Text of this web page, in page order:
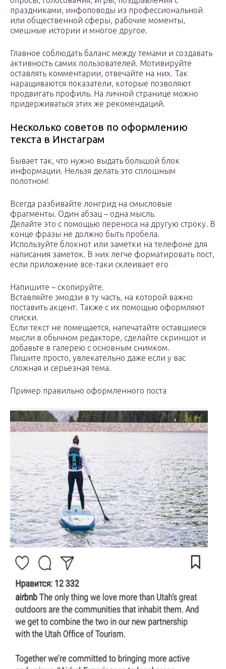
праздниками, инфоповоды из профессиональной
или общественной сферы, рабочие моменты,
смешные истории и многое другое.
Главное соблюдать баланс между темами и создавать
активность самих пользователей. Мотивируйте
оставлять комментарии, отвечайте на них. Так
наращиваются показатели, которые позволяют
продвигать профиль. На личной странице можно
придерживаться этих же рекомендаций.
Несколько советов по оформлению
текста в Инстаграм
Бывает так, что нужно выдать большой блок
информации. Нельзя делать это сплошным
полотном!
Всегда разбивайте лонгрид на смысловые
фрагменты. Один абзац – одна мысль.
Делайте это с помощью переноса на другую строку. В
конце фразы не должно быть пробела.
Используйте блокнот или заметки на телефоне для
написания заметок. В них легче форматировать пост,
если приложение все-таки склеивает его
Напишите – скопируйте.
Вставляйте эмодзи в ту часть, на которой важно
поставить акцент. Также с их помощью оформляют
списки.
Если текст не помещается, напечатайте оставшиеся
мысли в обычном редакторе, сделайте скриншот и
добавьте в галерею с основным снимком.
Пишите просто, увлекательно даже если у вас
сложная и серьезная тема.
Пример правильно оформленного поста